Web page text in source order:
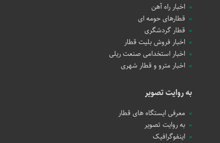
اخبار راه آهن
قطارهای حومه ای
قطار گردشگری
اخبار فروش بلیت قطار
اخبار استخدامی صنعت ریلی
اخبار مترو و قطار شهری
به روایت تصویر
معرفی ایستگاه های قطار
به روایت تصویر
اینفوگرافیک